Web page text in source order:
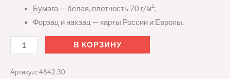
Бумага — белая, плотность 70 г/м²;
Форзац и нахзац — карты России и Европы.
В КОРЗИНУ
Артикул:4842.30